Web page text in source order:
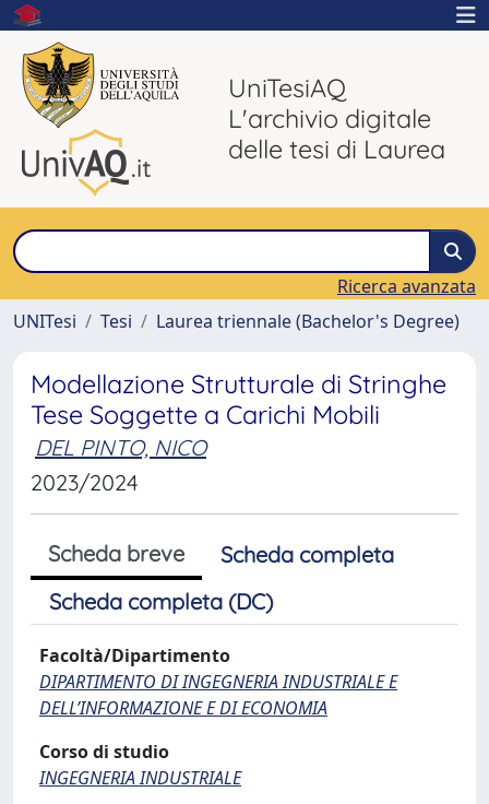
UniTesiAQ
L'archivio digitale
delle tesi di Laurea
Ricerca avanzata
UNITesi
Tesi Laurea triennale (Bachelor's Degree)
Modellazione Strutturale di Stringhe
Tese Soggette a Carichi Mobili
DEL PINTO, NICO
2023/2024
Scheda breve
Scheda completa
Scheda completa (DC)
Facoltà/Dipartimento
DIPARTIMENTO DI INGEGNERIA INDUSTRIALE E
DELL’INFORMAZIONE E DI ECONOMIA
Corso di studio
INGEGNERIA INDUSTRIALE